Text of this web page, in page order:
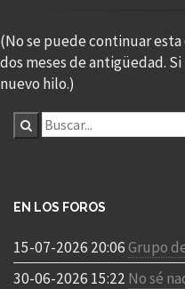
(No se puede continuar
dos meses de antigüedad.
nuevo hilo.)
EN LOS FOROS
15-07-2026 20:06Grupo
30-06-2026 15:22 No sé